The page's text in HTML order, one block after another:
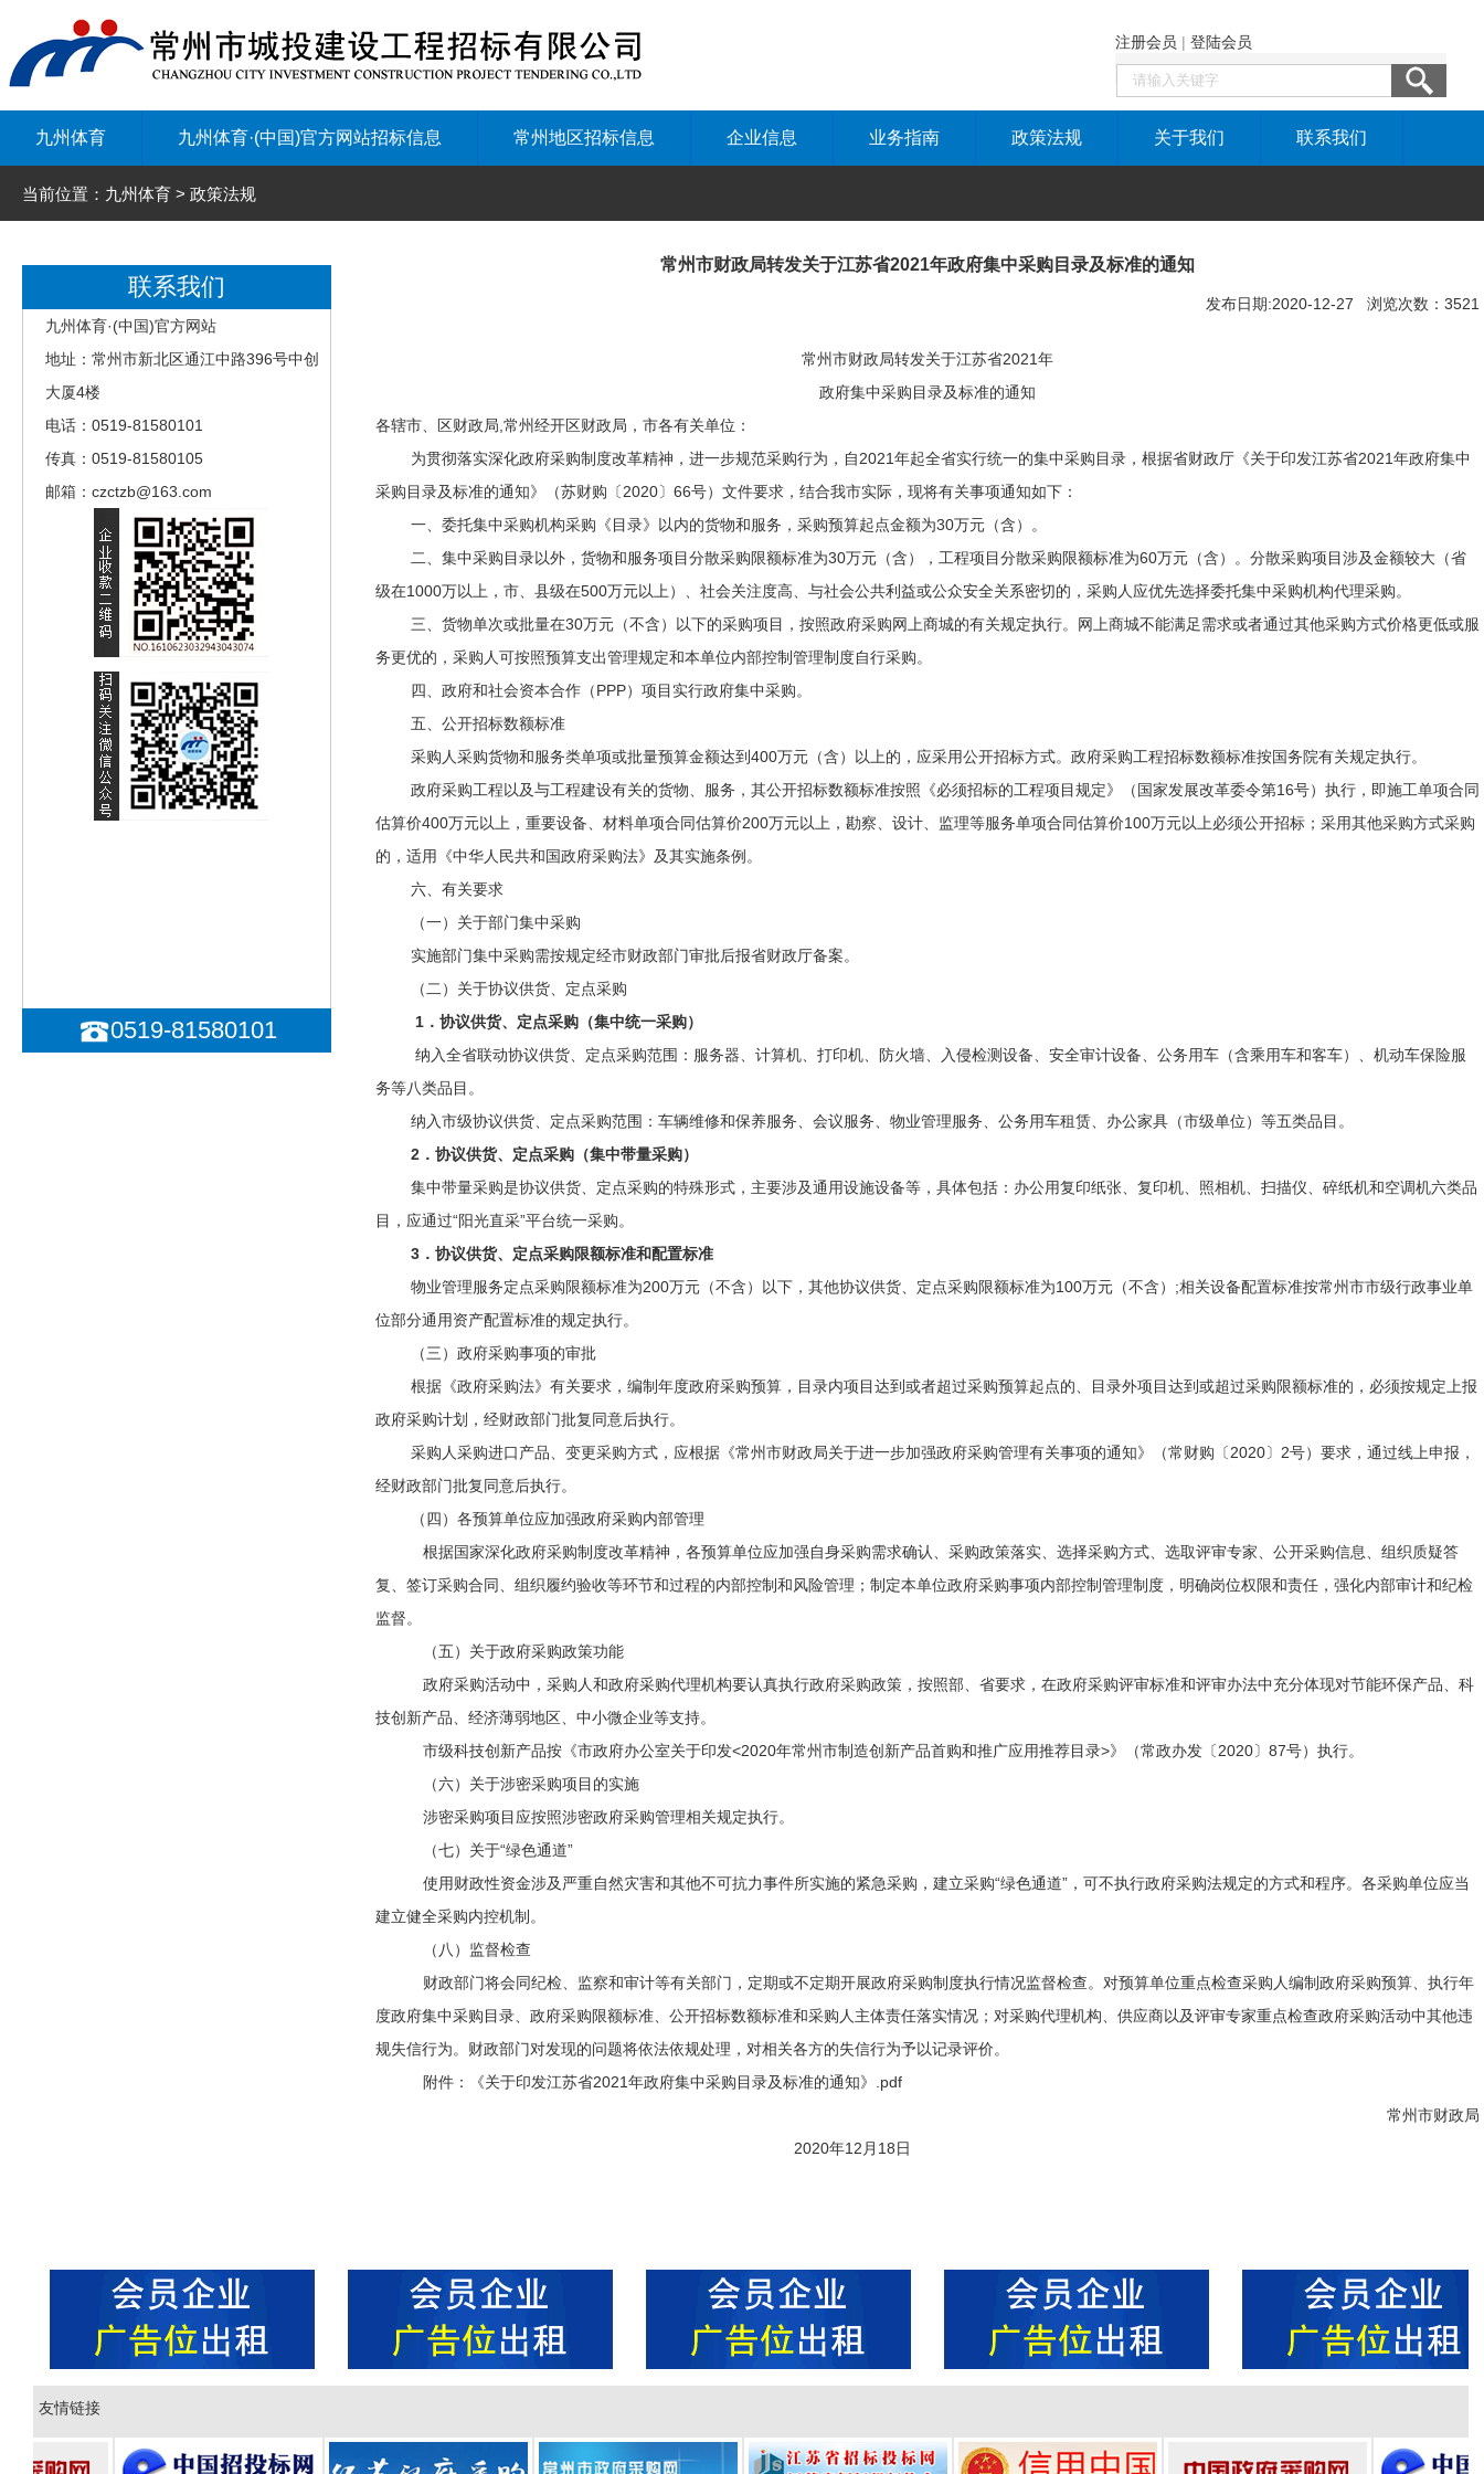
注册会员 | 登陆会员
九州体育 九州体育·(中国)官方网站招标信息 常州地区招标信息 企业信息 业务指南 政策法规 关于我们 联系我们
当前位置：九州体育 > 政策法规
联系我们
九州体育·(中国)官方网站
地址：常州市新北区通江中路396号中创
大厦4楼
电话：0519-81580101
传真：0519-81580105
邮箱：czctzb@163.com
0519-81580101
常州市财政局转发关于江苏省2021年政府集中采购目录及标准的通知
发布日期:2020-12-27 浏览次数：3521
常州市财政局转发关于江苏省2021年
政府集中采购目录及标准的通知
各辖市、区财政局,常州经开区财政局，市各有关单位：
为贯彻落实深化政府采购制度改革精神，进一步规范采购行为，自2021年起全省实行统一的集中采购目录，根据省财政厅《关于印发江苏省2021年政府集中
采购目录及标准的通知》（苏财购〔2020〕66号）文件要求，结合我市实际，现将有关事项通知如下：
一、委托集中采购机构采购《目录》以内的货物和服务，采购预算起点金额为30万元（含）。
二、集中采购目录以外，货物和服务项目分散采购限额标准为30万元（含），工程项目分散采购限额标准为60万元（含）。分散采购项目涉及金额较大（省
级在1000万以上，市、县级在500万元以上）、社会关注度高、与社会公共利益或公众安全关系密切的，采购人应优先选择委托集中采购机构代理采购。
三、货物单次或批量在30万元（不含）以下的采购项目，按照政府采购网上商城的有关规定执行。网上商城不能满足需求或者通过其他采购方式价格更低或服
务更优的，采购人可按照预算支出管理规定和本单位内部控制管理制度自行采购。
四、政府和社会资本合作（PPP）项目实行政府集中采购。
五、公开招标数额标准
采购人采购货物和服务类单项或批量预算金额达到400万元（含）以上的，应采用公开招标方式。政府采购工程招标数额标准按国务院有关规定执行。
政府采购工程以及与工程建设有关的货物、服务，其公开招标数额标准按照《必须招标的工程项目规定》（国家发展改革委令第16号）执行，即施工单项合同
估算价400万元以上，重要设备、材料单项合同估算价200万元以上，勘察、设计、监理等服务单项合同估算价100万元以上必须公开招标；采用其他采购方式采购
的，适用《中华人民共和国政府采购法》及其实施条例。
六、有关要求
（一）关于部门集中采购
实施部门集中采购需按规定经市财政部门审批后报省财政厅备案。
（二）关于协议供货、定点采购
1 ．协议供货、定点采购（集中统一采购）
纳入全省联动协议供货、定点采购范围：服务器、计算机、打印机、防火墙、入侵检测设备、安全审计设备、公务用车（含乘用车和客车）、机动车保险服
务等八类品目。
纳入市级协议供货、定点采购范围：车辆维修和保养服务、会议服务、物业管理服务、公务用车租赁、办公家具（市级单位）等五类品目。
2 ．协议供货、定点采购（集中带量采购）
集中带量采购是协议供货、定点采购的特殊形式，主要涉及通用设施设备等，具体包括：办公用复印纸张、复印机、照相机、扫描仪、碎纸机和空调机六类品
目，应通过“阳光直采”平台统一采购。
3 ．协议供货、定点采购限额标准和配置标准
物业管理服务定点采购限额标准为200万元（不含）以下，其他协议供货、定点采购限额标准为100万元（不含）;相关设备配置标准按常州市市级行政事业单
位部分通用资产配置标准的规定执行。
（三）政府采购事项的审批
根据《政府采购法》有关要求，编制年度政府采购预算，目录内项目达到或者超过采购预算起点的、目录外项目达到或超过采购限额标准的，必须按规定上报
政府采购计划，经财政部门批复同意后执行。
采购人采购进口产品、变更采购方式，应根据《常州市财政局关于进一步加强政府采购管理有关事项的通知》（常财购〔2020〕2号）要求，通过线上申报，
经财政部门批复同意后执行。
（四）各预算单位应加强政府采购内部管理
根据国家深化政府采购制度改革精神，各预算单位应加强自身采购需求确认、采购政策落实、选择采购方式、选取评审专家、公开采购信息、组织质疑答
复、签订采购合同、组织履约验收等环节和过程的内部控制和风险管理；制定本单位政府采购事项内部控制管理制度，明确岗位权限和责任，强化内部审计和纪检
监督。
（五）关于政府采购政策功能
政府采购活动中，采购人和政府采购代理机构要认真执行政府采购政策，按照部、省要求，在政府采购评审标准和评审办法中充分体现对节能环保产品、科
技创新产品、经济薄弱地区、中小微企业等支持。
市级科技创新产品按《市政府办公室关于印发<2020年常州市制造创新产品首购和推广应用推荐目录>》（常政办发〔2020〕87号）执行。
（六）关于涉密采购项目的实施
涉密采购项目应按照涉密政府采购管理相关规定执行。
（七）关于“绿色通道”
使用财政性资金涉及严重自然灾害和其他不可抗力事件所实施的紧急采购，建立采购“绿色通道”，可不执行政府采购法规定的方式和程序。各采购单位应当
建立健全采购内控机制。
（八）监督检查
财政部门将会同纪检、监察和审计等有关部门，定期或不定期开展政府采购制度执行情况监督检查。对预算单位重点检查采购人编制政府采购预算、执行年
度政府集中采购目录、政府采购限额标准、公开招标数额标准和采购人主体责任落实情况；对采购代理机构、供应商以及评审专家重点检查政府采购活动中其他违
规失信行为。财政部门对发现的问题将依法依规处理，对相关各方的失信行为予以记录评价。
附件：
《关于印发江苏省2021年政府集中采购目录及标准的通知》.pdf
常州市财政局
2020年12月18日
友情链接